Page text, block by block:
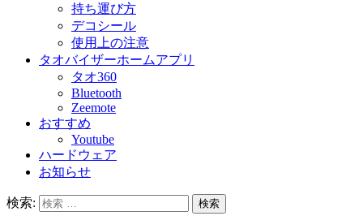
持ち運び方
デコシール
使用上の注意
タオバイザーホームアプリ
タオ360
Bluetooth
Zeemote
おすすめ
Youtube
ハードウェア
お知らせ
検索: